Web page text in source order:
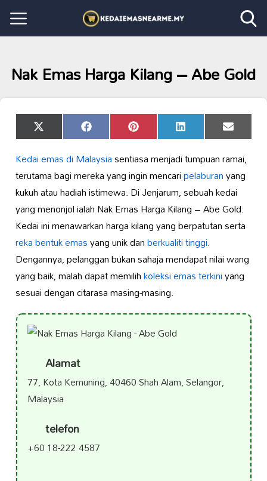
Nak Emas Harga Kilang – Abe Gold
Share
on
X
(Twitter)
Share
on
Facebook Share
on
Pinterest Share
on
LinkedIn Share
on
Email
Kedai emas di Malaysiasentiasa menjadi tumpuan ramai,
terutama bagi mereka yang ingin mencaripelaburanyang
kukuh atau hadiah istimewa. Di Jenjarum, sebuah kedai
yang menonjol ialah Nak Emas Harga Kilang – Abe Gold.
Kedai ini menawarkan harga kilang yang berpatutan serta
reka bentuk emasyang unik danberkualiti tinggi.
Dengannya, pelanggan bukan sahaja mendapat nilai wang
yang baik, malah dapat memilihkoleksi emas terkiniyang
sesuai dengan citarasa masing-masing.
Alamat
77, Kota Kemuning, 40460 Shah Alam, Selangor,
Malaysia
telefon
+60 18-222 4587